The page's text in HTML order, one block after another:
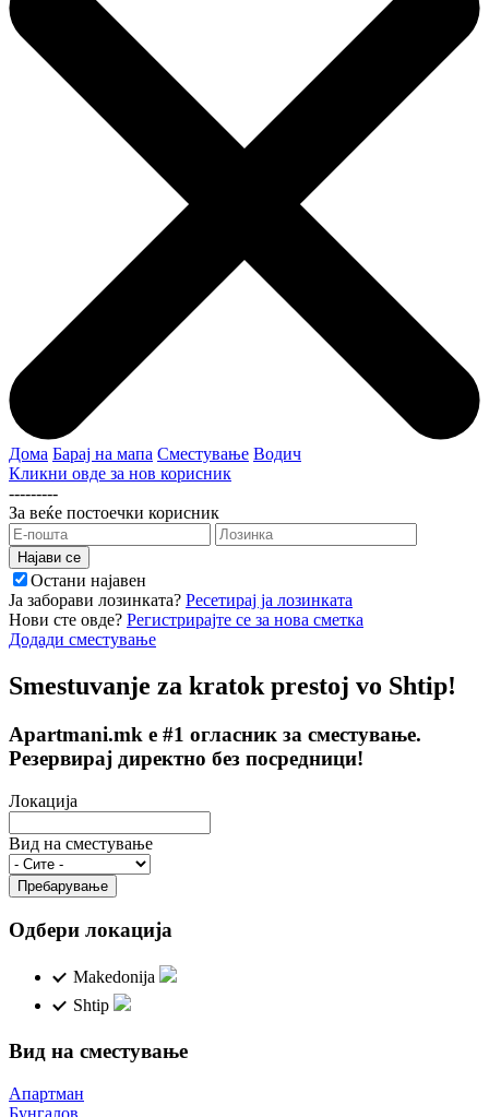
Дома Барај на мапа Сместување Водич
Кликни овде за нов корисник
---------
За веќе постоечки корисник
Остани најавен
Ја заборави лозинката? Ресетирај ја лозинката
Нови сте овде? Регистрирајте се за нова сметка
Додади сместување
Smestuvanje za kratok prestoj vo Shtip!
Apartmani.mk е #1 огласник за сместување.
Резервирај директно без посредници!
Локација
Вид на сместување
Одбери локација
Makedonija
Shtip
Вид на сместување
Апартман
Бунгалов